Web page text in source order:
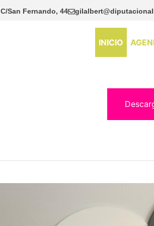
C/San Fernando, 44
INICIO